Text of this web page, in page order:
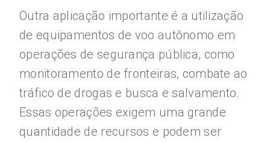
Outra aplicação importante é a utilização
de equipamentos de voo autônomo em
operações de segurança pública, como
monitoramento de fronteiras, combate ao
tráfico de drogas e busca e salvamento.
Essas operações exigem uma grande
quantidade de recursos e podem ser